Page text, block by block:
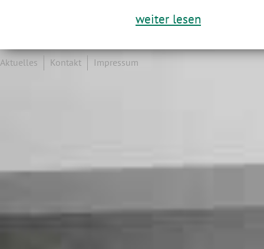
weiter lesen
Aktuelles Kontakt Impressum